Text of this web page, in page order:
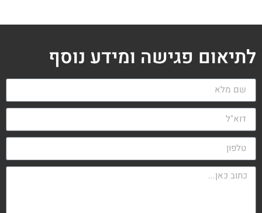
לתיאום פגישה ומידע נוסף